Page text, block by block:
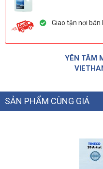
Giao tận nơi
YÊN TÂM
SẢN PHẨM CÙNG GIÁ